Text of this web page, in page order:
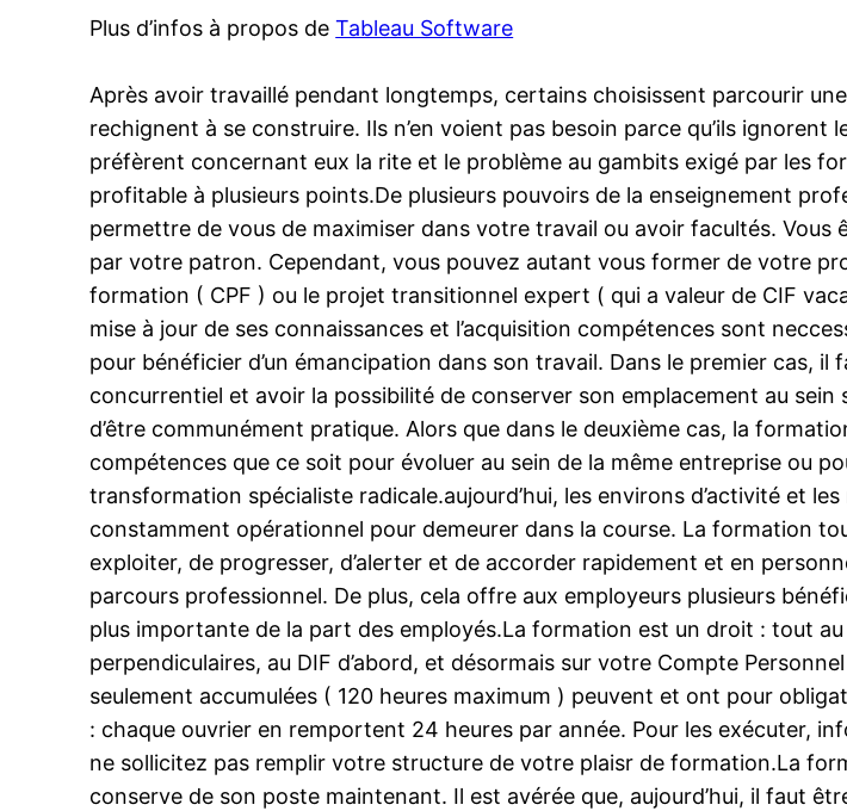
Plus d’infos à propos deTableau Software
Après avoir travaillé pendant longtemps, certains choisissent parcourir
rechignent à se construire. Ils n’en voient pas besoin parce qu’ils ignorent
préfèrent concernant eux la rite et le problème au gambits exigé par les
profitable à plusieurs points.De plusieurs pouvoirs de la enseignement
permettre de vous de maximiser dans votre travail ou avoir facultés.
par votre patron. Cependant, vous pouvez autant vous former de votre
formation ( CPF ) ou le projet transitionnel expert ( qui a valeur de CIF
mise à jour de ses connaissances et l’acquisition compétences sont
pour bénéficier d’un émancipation dans son travail. Dans le premier cas,
concurrentiel et avoir la possibilité de conserver son emplacement au
d’être communément pratique. Alors que dans le deuxième cas, la
compétences que ce soit pour évoluer au sein de la même entreprise ou
transformation spécialiste radicale.aujourd’hui, les environs d’activité et
constamment opérationnel pour demeurer dans la course. La formation
exploiter, de progresser, d’alerter et de accorder rapidement et en
parcours professionnel. De plus, cela offre aux employeurs plusieurs
plus importante de la part des employés.La formation est un droit : tout
perpendiculaires, au DIF d’abord, et désormais sur votre Compte
seulement accumulées ( 120 heures maximum ) peuvent et ont pour
: chaque ouvrier en remportent 24 heures par année. Pour les exécuter,
ne sollicitez pas remplir votre structure de votre plaisr de formation.La
conserve de son poste maintenant. Il est avérée que, aujourd’hui, il faut